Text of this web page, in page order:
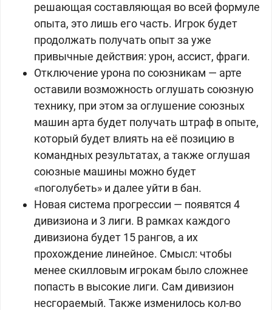
решающая составляющая во всей формуле
опыта, это лишь его часть. Игрок будет
продолжать получать опыт за уже
привычные действия: урон, ассист, фраги.
Отключение урона по союзникам — арте
оставили возможность оглушать союзную
технику, при этом за оглушение союзных
машин арта будет получать штраф в опыте,
который будет влиять на её позицию в
командных результатах, а также оглушая
союзные машины можно будет
«поголубеть» и далее уйти в бан.
Новая система прогрессии — появятся 4
дивизиона и 3 лиги. В рамках каждого
дивизиона будет 15 рангов, а их
прохождение линейное. Смысл: чтобы
менее скилловым игрокам было сложнее
попасть в высокие лиги. Сам дивизион
несгораемый. Также изменилось кол-во